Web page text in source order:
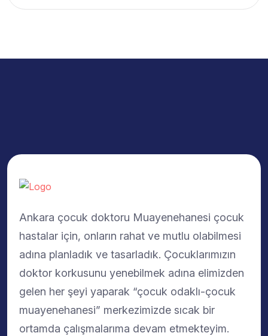
Ankara çocuk doktoru Muayenehanesi çocuk
hastalar için, onların rahat ve mutlu olabilmesi
adına planladık ve tasarladık. Çocuklarımızın
doktor korkusunu yenebilmek adına elimizden
gelen her şeyi yaparak “çocuk odaklı-çocuk
muayenehanesi” merkezimizde sıcak bir
ortamda çalışmalarıma devam etmekteyim.